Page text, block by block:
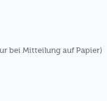
bei Mitteilung auf Papier)